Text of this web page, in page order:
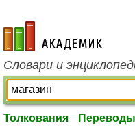
academic.ru
Словари и
Толкования Переводы